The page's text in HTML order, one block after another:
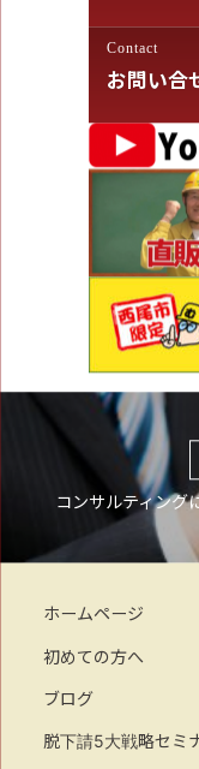
Contact
お問い合
コンサルティング
ホームページ
初めての方へ
ブログ
脱下請5大戦略セミ